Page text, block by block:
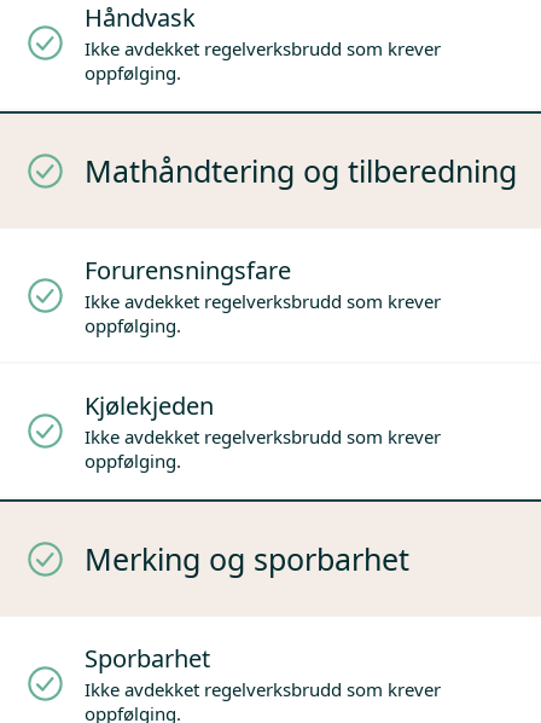
Håndvask
Ikke avdekket regelverksbrudd som krever
oppfølging.
Mathåndtering og tilberedning
Forurensningsfare
Ikke avdekket regelverksbrudd som krever
oppfølging.
Kjølekjeden
Ikke avdekket regelverksbrudd som krever
oppfølging.
Merking og sporbarhet
Sporbarhet
Ikke avdekket regelverksbrudd som krever
oppfølging.